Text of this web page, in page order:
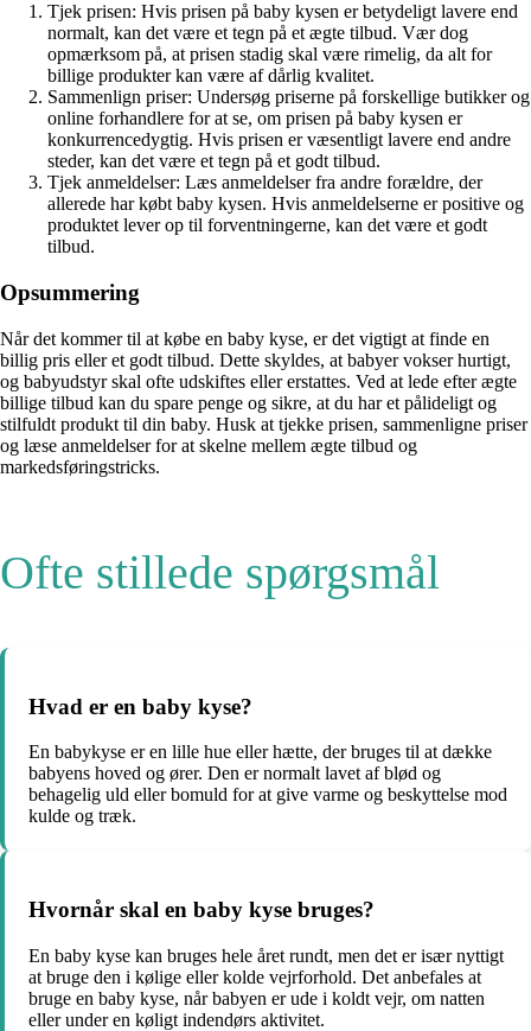
Tjek prisen: Hvis prisen på baby kysen er betydeligt lavere end
normalt, kan det være et tegn på et ægte tilbud. Vær dog
opmærksom på, at prisen stadig skal være rimelig, da alt for
billige produkter kan være af dårlig kvalitet.
Sammenlign priser: Undersøg priserne på forskellige butikker og
online forhandlere for at se, om prisen på baby kysen er
konkurrencedygtig. Hvis prisen er væsentligt lavere end andre
steder, kan det være et tegn på et godt tilbud.
Tjek anmeldelser: Læs anmeldelser fra andre forældre, der
allerede har købt baby kysen. Hvis anmeldelserne er positive og
produktet lever op til forventningerne, kan det være et godt
tilbud.
Opsummering
Når det kommer til at købe en baby kyse, er det vigtigt at finde en
billig pris eller et godt tilbud. Dette skyldes, at babyer vokser hurtigt,
og babyudstyr skal ofte udskiftes eller erstattes. Ved at lede efter ægte
billige tilbud kan du spare penge og sikre, at du har et pålideligt og
stilfuldt produkt til din baby. Husk at tjekke prisen, sammenligne priser
og læse anmeldelser for at skelne mellem ægte tilbud og
markedsføringstricks.
Ofte stillede spørgsmål
Hvad er en baby kyse?
En babykyse er en lille hue eller hætte, der bruges til at dække
babyens hoved og ører. Den er normalt lavet af blød og
behagelig uld eller bomuld for at give varme og beskyttelse mod
kulde og træk.
Hvornår skal en baby kyse bruges?
En baby kyse kan bruges hele året rundt, men det er især nyttigt
at bruge den i kølige eller kolde vejrforhold. Det anbefales at
bruge en baby kyse, når babyen er ude i koldt vejr, om natten
eller under en køligt indendørs aktivitet.